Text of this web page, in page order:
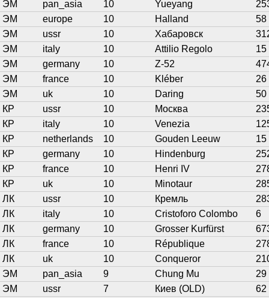
ЭМ
pan_asia 10 Yueyang
ЭМ
europe 10 Halland
58
ЭМ
ussr 10 Хабаровск
ЭМ
italy 10 Attilio Regolo
15
ЭМ
germany 10 Z-52
ЭМ
france 10 Kléber
26
ЭМ
uk 10 Daring
50
КР
ussr 10 Москва
КР
italy 10 Venezia
КР
netherlands 10 Gouden Leeuw
15
КР
germany 10 Hindenburg
КР
france 10 Henri IV
КР
uk 10 Minotaur
ЛК
ussr 10 Кремль
ЛК
italy 10 Cristoforo Colombo
6
ЛК
germany 10 Grosser Kurfürst
ЛК
france 10 République
ЛК
uk 10 Conqueror
ЭМ
pan_asia 9 Chung Mu
29
ЭМ
ussr 7 Киев (OLD)
62